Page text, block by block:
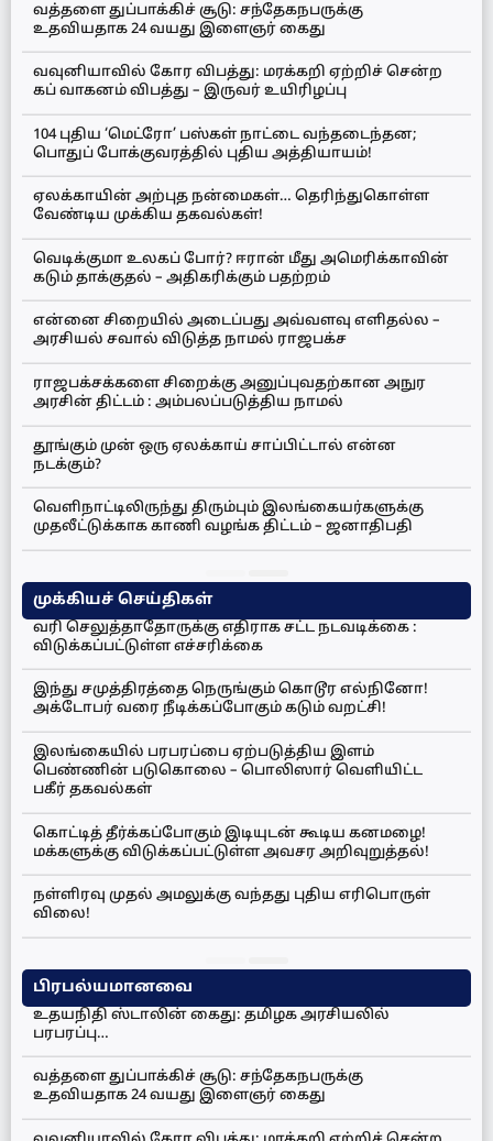
வத்தளை துப்பாக்கிச் சூடு: சந்தேகநபருக்கு
உதவியதாக 24 வயது இளைஞர் கைது
வவுனியாவில் கோர விபத்து: மரக்கறி ஏற்றிச் சென்ற
கப் வாகனம் விபத்து – இருவர் உயிரிழப்பு
104 புதிய ‘மெட்ரோ’ பஸ்கள் நாட்டை வந்தடைந்தன;
பொதுப் போக்குவரத்தில் புதிய அத்தியாயம்!
ஏலக்காயின் அற்புத நன்மைகள்… தெரிந்துகொள்ள
வேண்டிய முக்கிய தகவல்கள்!
வெடிக்குமா உலகப் போர்? ஈரான் மீது அமெரிக்காவின்
கடும் தாக்குதல் – அதிகரிக்கும் பதற்றம்
என்னை சிறையில் அடைப்பது அவ்வளவு எளிதல்ல –
அரசியல் சவால் விடுத்த நாமல் ராஜபக்ச
ராஜபக்சக்களை சிறைக்கு அனுப்புவதற்கான அநுர
அரசின் திட்டம் : அம்பலப்படுத்திய நாமல்
தூங்கும் முன் ஒரு ஏலக்காய் சாப்பிட்டால் என்ன
நடக்கும்?
வெளிநாட்டிலிருந்து திரும்பும் இலங்கையர்களுக்கு
முதலீட்டுக்காக காணி வழங்க திட்டம் – ஜனாதிபதி
முக்கியச் செய்திகள்
வரி செலுத்தாதோருக்கு எதிராக சட்ட நடவடிக்கை :
விடுக்கப்பட்டுள்ள எச்சரிக்கை
இந்து சமுத்திரத்தை நெருங்கும் கொடூர எல்நினோ!
அக்டோபர் வரை நீடிக்கப்போகும் கடும் வறட்சி!
இலங்கையில் பரபரப்பை ஏற்படுத்திய இளம்
பெண்ணின் படுகொலை – பொலிஸார் வெளியிட்ட
பகீர் தகவல்கள்
கொட்டித் தீர்க்கப்போகும் இடியுடன் கூடிய கனமழை!
மக்களுக்கு விடுக்கப்பட்டுள்ள அவசர அறிவுறுத்தல்!
நள்ளிரவு முதல் அமலுக்கு வந்தது புதிய எரிபொருள்
விலை!
பிரபல்யமானவை
உதயநிதி ஸ்டாலின் கைது: தமிழக அரசியலில்
பரபரப்பு…
வத்தளை துப்பாக்கிச் சூடு: சந்தேகநபருக்கு
உதவியதாக 24 வயது இளைஞர் கைது